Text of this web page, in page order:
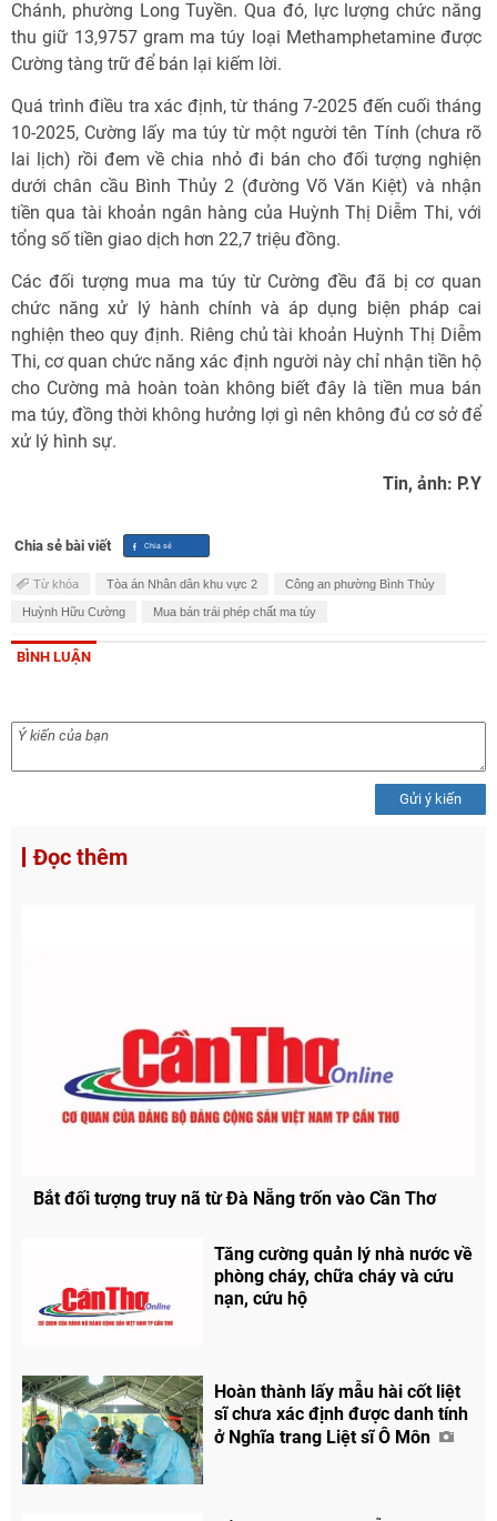
Chánh, phường Long Tuyền. Qua đó, lực lượng chức năng
thu giữ 13,9757 gram ma túy loại Methamphetamine được
Cường tàng trữ để bán lại kiếm lời.
Quá trình điều tra xác định, từ tháng 7-2025 đến cuối tháng
10-2025, Cường lấy ma túy từ một người tên Tính (chưa rõ
lai lịch) rồi đem về chia nhỏ đi bán cho đối tượng nghiện
dưới chân cầu Bình Thủy 2 (đường Võ Văn Kiệt) và nhận
tiền qua tài khoản ngân hàng của Huỳnh Thị Diễm Thi, với
tổng số tiền giao dịch hơn 22,7 triệu đồng.
Các đối tượng mua ma túy từ Cường đều đã bị cơ quan
chức năng xử lý hành chính và áp dụng biện pháp cai
nghiện theo quy định. Riêng chủ tài khoản Huỳnh Thị Diễm
Thi, cơ quan chức năng xác định người này chỉ nhận tiền hộ
cho Cường mà hoàn toàn không biết đây là tiền mua bán
ma túy, đồng thời không hưởng lợi gì nên không đủ cơ sở để
xử lý hình sự.
Tin, ảnh: P.Y
Chia sẻ bài viết
Từ khóa Tòa án Nhân dân khu vực 2 Công an phường Bình Thủy
Huỳnh Hữu Cường Mua bán trái phép chất ma túy
BÌNH LUẬN
Gửi ý kiến
Đọc thêm
Bắt đối tượng truy nã từ Đà Nẵng trốn vào Cần Thơ
Tăng cường quản lý nhà nước về
phòng cháy, chữa cháy và cứu
nạn, cứu hộ
Hoàn thành lấy mẫu hài cốt liệt
sĩ chưa xác định được danh tính
ở Nghĩa trang Liệt sĩ Ô Môn